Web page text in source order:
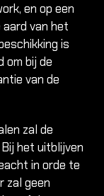
en op een
aard van het
is
om bij de
van de
zal de
het uitblijven
in orde te
zal geen